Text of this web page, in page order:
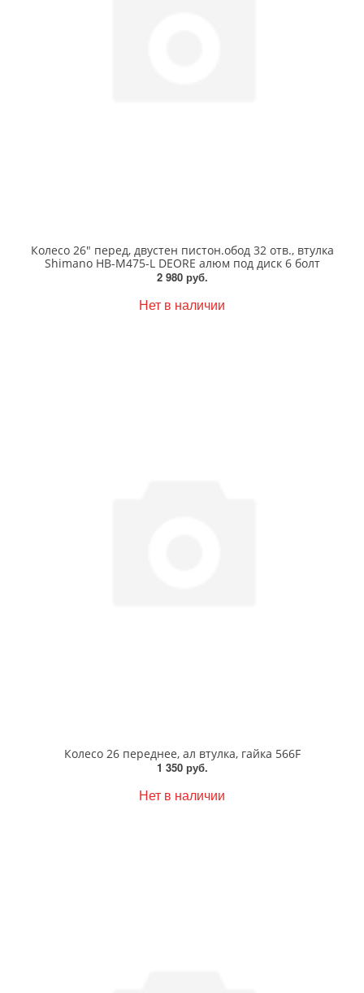
Колесо 26" перед, двустен пистон.обод 32 отв., втулка
Shimano HB-M475-L DEORE алюм под диск 6 болт
2 980 руб.
Нет в наличии
Колесо 26 переднее, ал втулка, гайка 566F
1 350 руб.
Нет в наличии